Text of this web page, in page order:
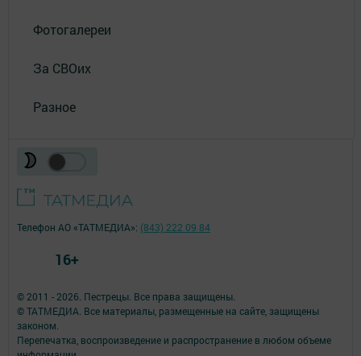
Фотогалереи
За СВОих
Разное
© 2011 - 2026. Пестрецы. Все права защищены.
© ТАТМЕДИА. Все материалы, размещенные на сайте, защищены
законом.
Перепечатка, воспроизведение и распространение в любом объеме
Телефон АО «ТАТМЕДИА»: (843) 222 09 84
16+